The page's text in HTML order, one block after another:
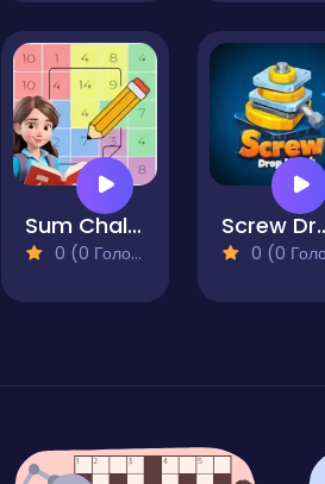
Sum Challenge Number Grid
0 (0 Голосів)
Screw
0 (0 Голосів)